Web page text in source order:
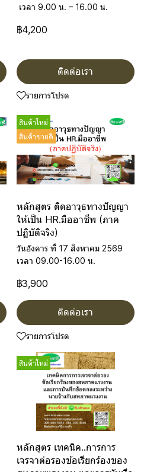
เวลา 9.00 น. – 16.00 น.
฿4,200
ติดต่อเรา
รายการโปรด
สินค้าใหม่
สินค้าขายดี
หลักสูตร ติดอาวุธทางปัญญา
ให้เป็น HR.มืออาชีพ (ภาค
ปฏิบัติจริง)
วันอังคาร ที่ 17 สิงหาคม 2569
เวลา 09.00-16.00 น.
฿3,900
ติดต่อเรา
รายการโปรด
สินค้าใหม่
หลักสูตร เทคนิค..การการ
เจรจาต่อรองข้อเรียกร้องของ